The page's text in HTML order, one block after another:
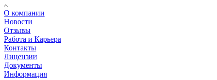
О компании
Новости
Отзывы
Работа и Карьера
Контакты
Лицензии
Документы
Информация